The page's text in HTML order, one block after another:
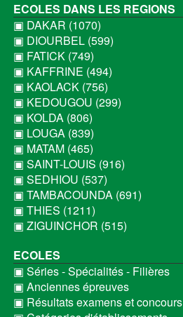
ECOLES DANS LES REGIONS
▣ DAKAR (1070)
▣ DIOURBEL (599)
▣ FATICK (749)
▣ KAFFRINE (494)
▣ KAOLACK (756)
▣ KEDOUGOU (299)
▣ KOLDA (806)
▣ LOUGA (839)
▣ MATAM (465)
▣ SAINT-LOUIS (916)
▣ SEDHIOU (537)
▣ TAMBACOUNDA (691)
▣ THIES (1211)
▣ ZIGUINCHOR (515)
ECOLES
▣ Séries - Spécialités - Filières
▣ Anciennes épreuves
▣ Résultats examens et concours